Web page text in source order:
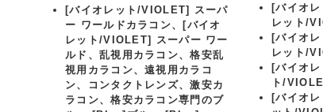
[バイオレット/VIOLET] スーパ
ー ワールドカラコン、
[バイオ
レット/VIOLET] スーパー ワー
ルド、乱視用カラコン、格安乱
視用カラコン、遠視用カラコ
ン、コンタクトレンズ、激安カ
ラコン、格安カラコン専門のブ
[バイオ
レット/
[バイオ
レット/
[バイオ
ト/
[バイオ